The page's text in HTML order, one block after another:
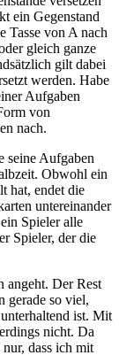
ein Gegenstand
Tasse von A nach
gleich ganze
gilt dabei
werden. Habe
Aufgaben
von
nach.
seine Aufgaben
Obwohl ein
hat, endet die
untereinander
Spieler alle
Spieler, der die
angeht. Der Rest
gerade so viel,
ist. Mit
nicht. Da
dass ich mit